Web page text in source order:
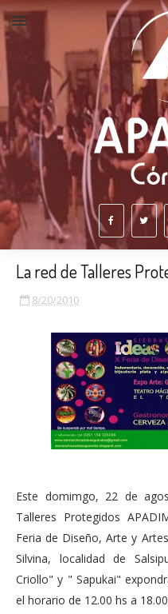
La red de Talleres
8/20/2010
Este domimgo, 22 de
Talleres Protegidos
Feria de Diseño, Arte y
Silvina, localidad de
Criollo" y " Sapukai"
el horario de 12.00 hs a